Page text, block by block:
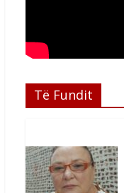
Të Fundit